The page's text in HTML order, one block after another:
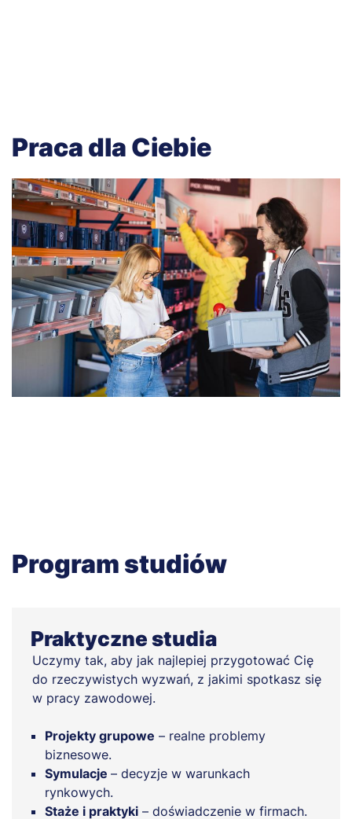
Praca dla Ciebie
Program studiów
Praktyczne studia
Uczymy tak, aby jak najlepiej przygotować Cię
do rzeczywistych wyzwań, z jakimi spotkasz się
w pracy zawodowej.
Projekty grupowe – realne problemy
biznesowe.
Symulacje – decyzje w warunkach
rynkowych.
Staże i praktyki – doświadczenie w firmach.